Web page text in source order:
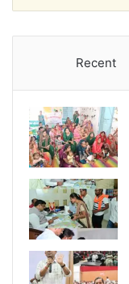
Recent